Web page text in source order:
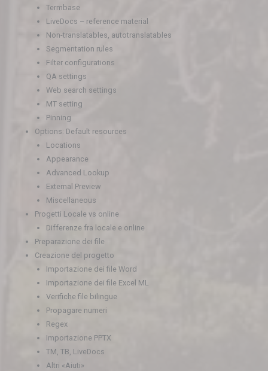
Termbase
LiveDocs – reference material
Non-translatables, autotranslatables
Segmentation rules
Filter configurations
QA settings
Web search settings
MT setting
Pinning
Options: Default resources
Locations
Appearance
Advanced Lookup
External Preview
Miscellaneous
Progetti Locale vs online
Differenze fra locale e online
Preparazione dei file
Creazione del progetto
Importazione dei file Word
Importazione dei file Excel ML
Verifiche file bilingue
Propagare numeri
Regex
Importazione PPTX
TM, TB, LiveDocs
Altri «Aiuti»